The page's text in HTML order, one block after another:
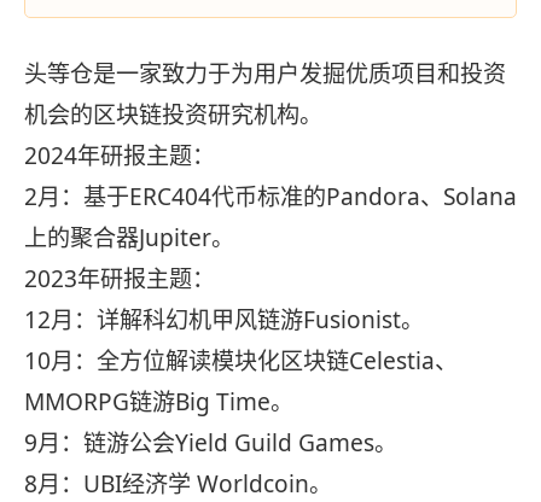
头等仓是一家致力于为用户发掘优质项目和投资
机会的区块链投资研究机构。
2024年研报主题：
2月：基于ERC404代币标准的Pandora、Solana
上的聚合器Jupiter。
2023年研报主题：
12月：详解科幻机甲风链游Fusionist。
10月：全方位解读模块化区块链Celestia、
MMORPG链游Big Time。
9月：链游公会Yield Guild Games。
8月：UBI经济学 Worldcoin。